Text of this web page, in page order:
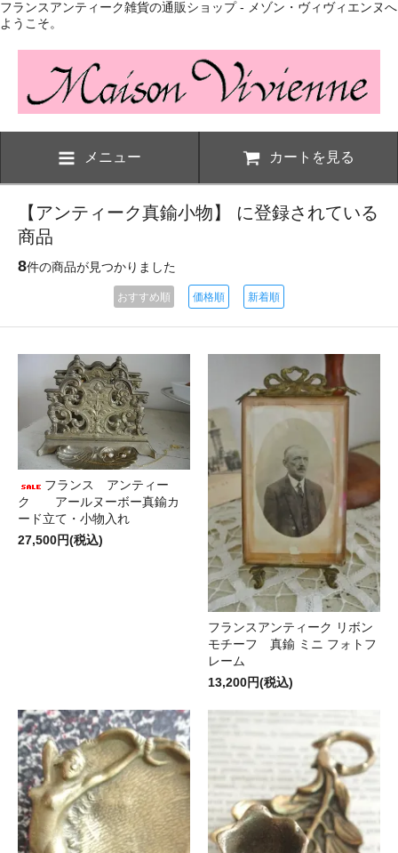
フランスアンティーク雑貨の通販ショップ - メゾン・ヴィヴィエンヌへ
ようこそ。
メニュー カートを見る
【アンティーク真鍮小物】 に登録されている
商品
8件の商品が見つかりました
おすすめ順 価格順 新着順
フランス アンティー
ク アールヌーボー真鍮カ
ード立て・小物入れ
27,500円(税込)
フランスアンティーク リボン
モチーフ 真鍮 ミニ フォトフ
レーム
13,200円(税込)